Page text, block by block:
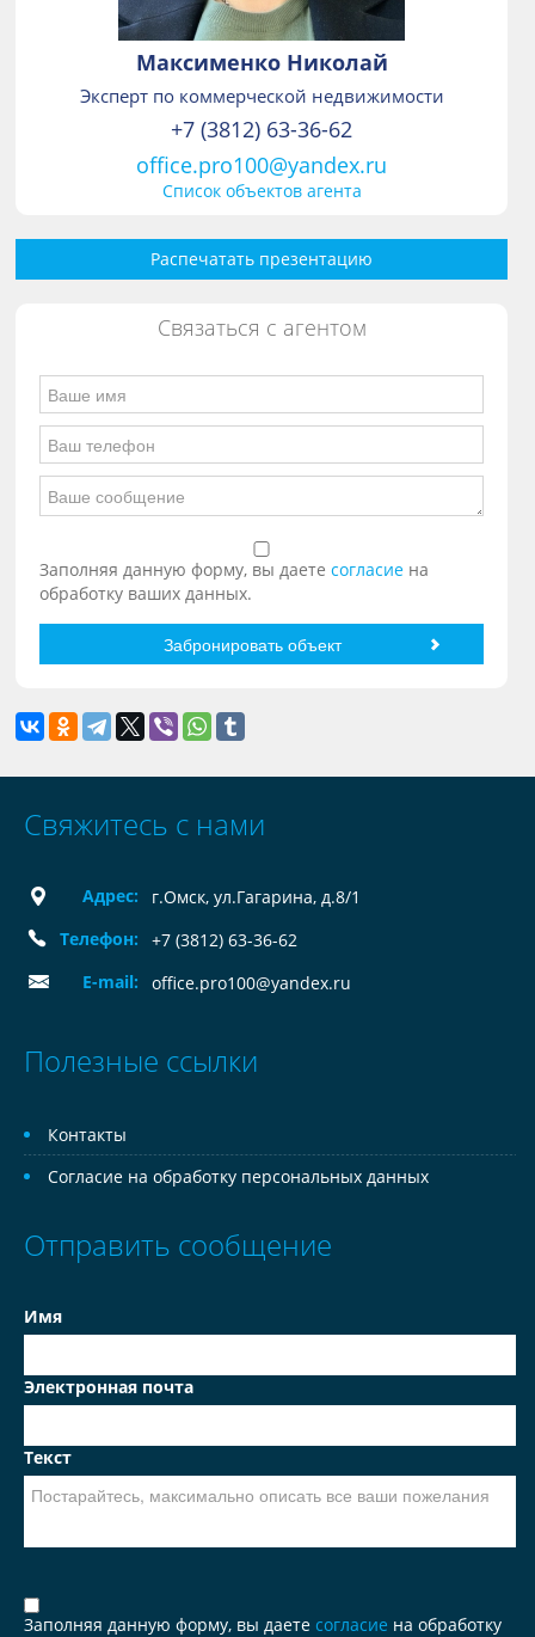
Максименко Николай
Эксперт по коммерческой недвижимости
+7 (3812) 63-36-62
office.pro100@yandex.ru
Список объектов агента
Распечатать презентацию
Связаться с агентом
Заполняя данную форму, вы даетесогласие на
обработку ваших данных.
Свяжитесь с нами
Адрес:
г.Омск, ул.Гагарина, д.8/1
Телефон:
+7 (3812) 63-36-62
E-mail:
office.pro100@yandex.ru
Полезные ссылки
Контакты
Согласие на обработку персональных данных
Отправить сообщение
Имя
Электронная почта
Текст
Заполняя данную форму, вы даете согласие на обработку